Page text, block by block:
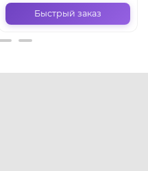
Быстрый заказ